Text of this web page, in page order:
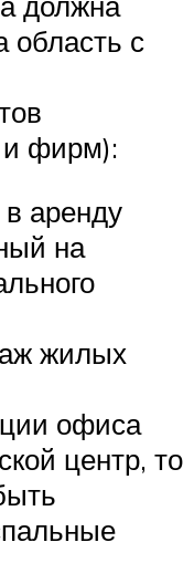
область с
и фирм):
аренду
на
жилых
офиса
центр, то